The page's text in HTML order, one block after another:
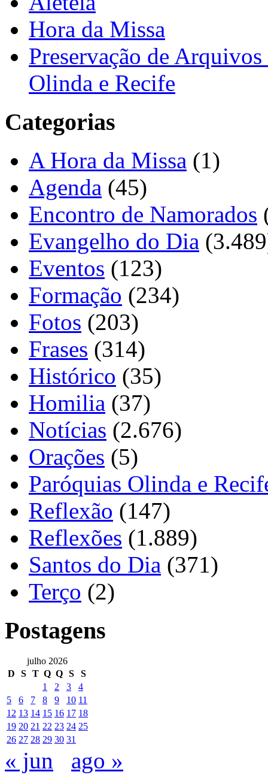
Hora da Missa
Preservação de
Olinda e Recife
Categorias
A Hora da Missa (1)
Agenda (45)
Encontro de Namorados
Evangelho do Dia
Eventos (123)
Formação (234)
Fotos (203)
Frases (314)
Histórico (35)
Homilia (37)
Notícias (2.676)
Orações (5)
Paróquias Olinda e
Reflexão (147)
Reflexões (1.889)
Santos do Dia (371)
Terço (2)
Postagens
julho 2026
D
S T Q Q S
S
1
2 3
4
5
6 7 8 9 10 11
12 13 14 15 16 17 18
19 20 21 22 23 24 25
26 27 28 29 30 31
« jun ago »